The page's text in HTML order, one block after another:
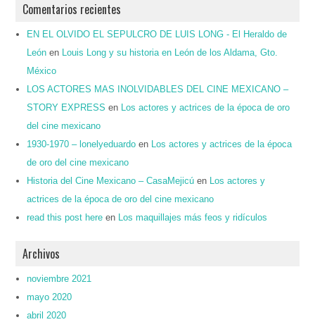
Comentarios recientes
EN EL OLVIDO EL SEPULCRO DE LUIS LONG - El Heraldo de
León en Louis Long y su historia en León de los Aldama, Gto.
México
LOS ACTORES MAS INOLVIDABLES DEL CINE MEXICANO –
STORY EXPRESS en Los actores y actrices de la época de oro
del cine mexicano
1930-1970 – lonelyeduardo en Los actores y actrices de la época
de oro del cine mexicano
Historia del Cine Mexicano – CasaMejicú en Los actores y
actrices de la época de oro del cine mexicano
read this post here en Los maquillajes más feos y ridículos
Archivos
noviembre 2021
mayo 2020
abril 2020